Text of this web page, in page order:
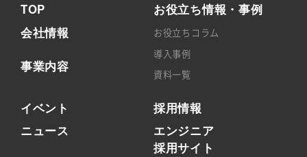
TOP
会社情報
事業内容
お役立ち情報・事例
お役立ちコラム
導入事例
資料一覧
イベント
ニュース
採用情報
エンジニア
採用サイト